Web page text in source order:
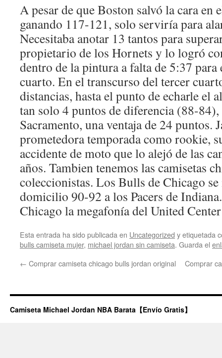
A pesar de que Boston salvó la cara en
ganando 117-121, solo serviría para
Necesitaba anotar 13 tantos para
propietario de los Hornets y lo logró
dentro de la pintura a falta de 5:37
cuarto. En el transcurso del tercer
distancias, hasta el punto de echarle el
tan solo 4 puntos de diferencia (88-
Sacramento, una ventaja de 24 puntos.
prometedora temporada como rookie,
accidente de moto que lo alejó de las
años. Tambien tenemos las camisetas
coleccionistas. Los Bulls de Chicago
domicilio 90-92 a los Pacers de
Chicago la megafonía del United
Esta entrada ha sido publicada en Uncategorized y etiquetada
bulls camiseta mujer, michael jordan sin camiseta. Guarda el
← Comprar camiseta chicago bulls jordan original Comprar
Camiseta Michael Jordan NBA Barata【Envío Gratis】